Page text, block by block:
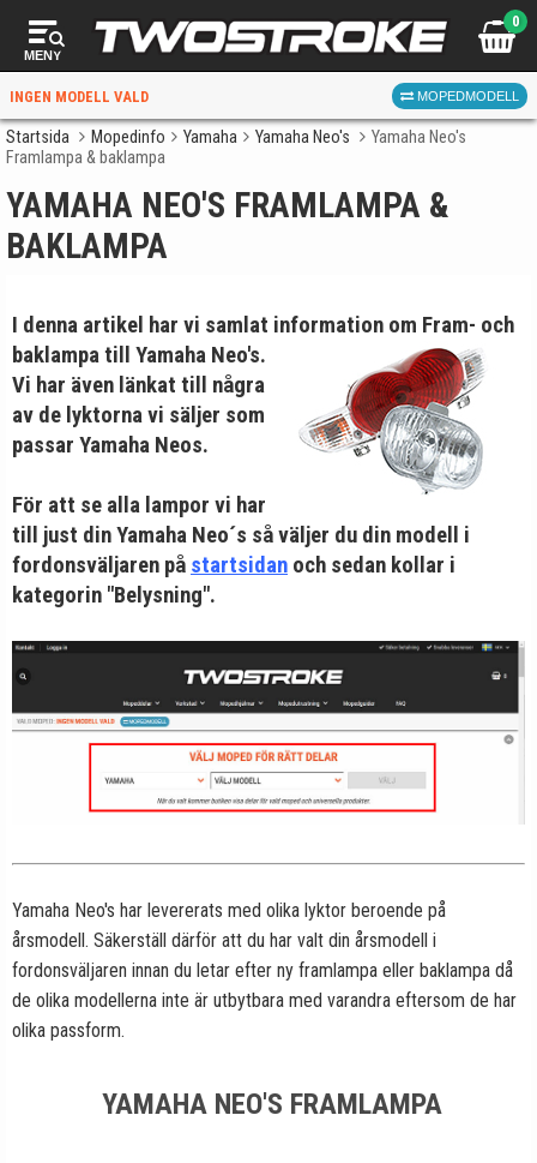
MENY
0
INGEN MODELL VALD MOPEDMODELL
VÄLJ MOPEDFÖR RÄTT DELAR
VÄLJ
När du valt kommer butiken visa delar för vald moped
Startsida Mopedinfo Yamaha Yamaha Neo's
Yamaha Neo's
Framlampa & baklampa
YAMAHA NEO'S FRAMLAMPA &
BAKLAMPA
I denna artikel har vi samlat information om Fram- och
baklampa till Yamaha Neo's.
Vi har även länkat till några
av de lyktorna vi säljer som
passar Yamaha Neos.
För att se alla lampor vi har
till just din Yamaha Neo´s så väljer du din modell i
fordonsväljaren på startsidan och sedan kollar i
kategorin "Belysning".
Yamaha Neo's har levererats med olika lyktor beroende på
årsmodell. Säkerställ därför att du har valt din årsmodell i
fordonsväljaren innan du letar efter ny framlampa eller baklampa då
de olika modellerna inte är utbytbara med varandra eftersom de har
olika passform.
YAMAHA NEO'S FRAMLAMPA